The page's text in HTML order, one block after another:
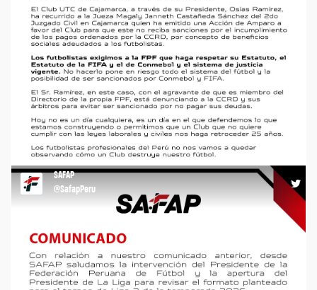
COMUNICADO UTC PONE EN PELIGRO AL FÚTBOL PERUANO
#agremiacion #safap #utc #fpf #futbolperuano
https://t.co/iJxSrZtBLX
13:22 13-05-26
SAFAP
@SafapPeru